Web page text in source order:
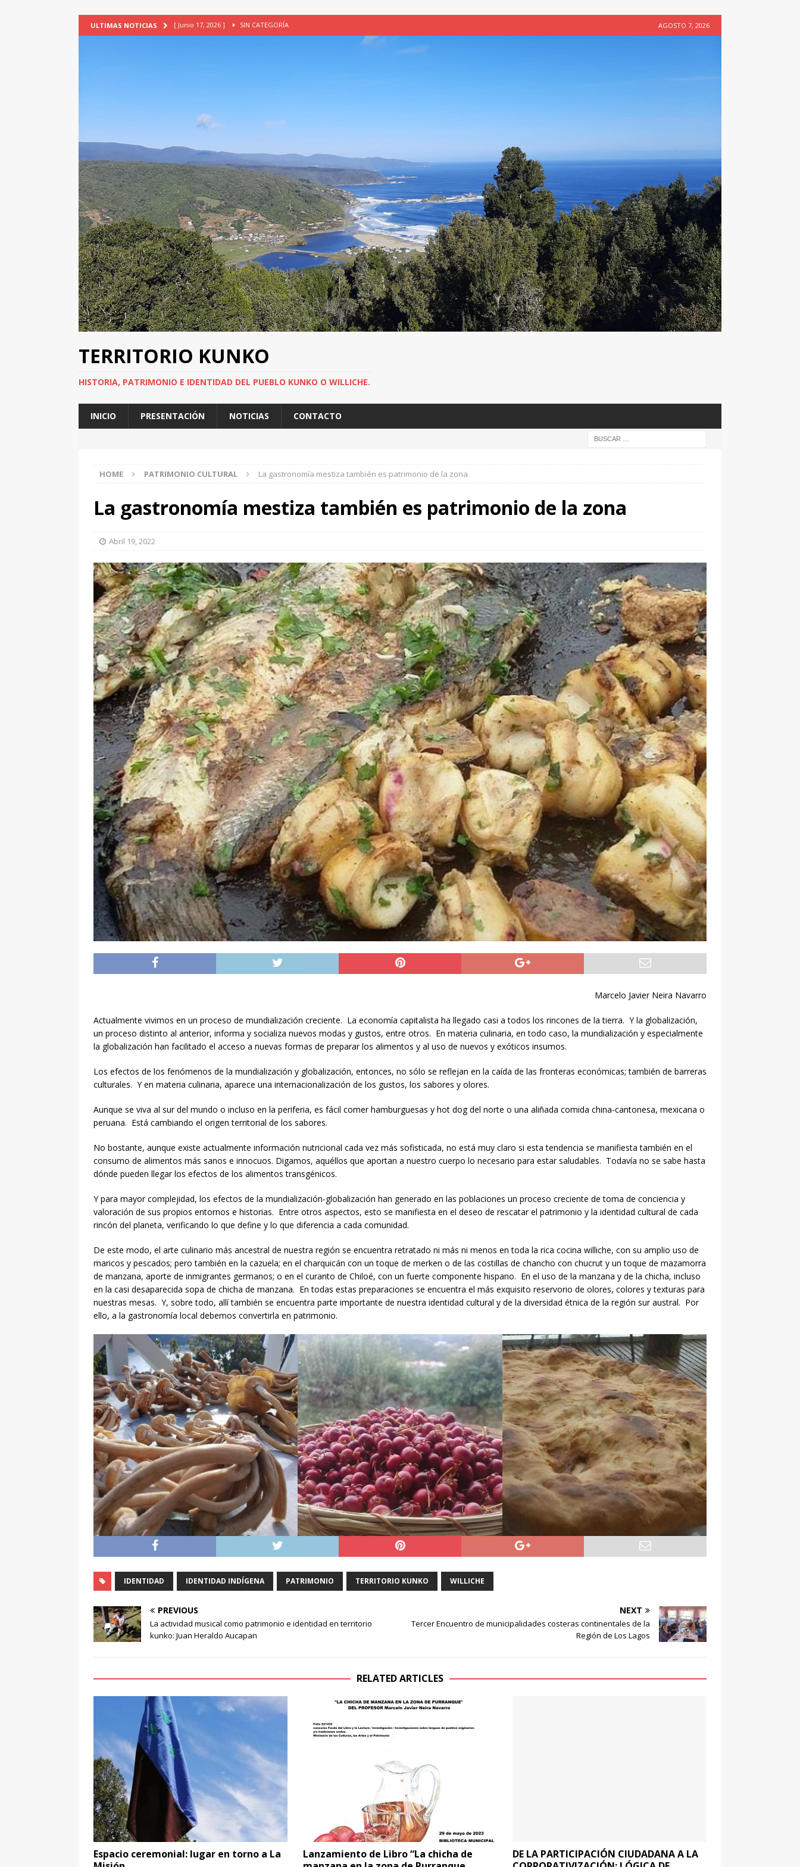
ULTIMAS NOTICIAS [ Junio 17, 2026 ] SIN CATEGORÍA
DEFENSA DE LA CHICHA DE MANZANA EN PUERTO VARAS PATRIMONIO CULTURAL
Lagos, Chile
[ Julio 23, 2026 ]
AGOSTO 7, 2026
TERRITORIO KUNKO
HISTORIA, PATRIMONIO E IDENTIDAD DEL PUEBLO KUNKO O WILLICHE.
INICIO PRESENTACIÓN NOTICIAS CONTACTO
HOME PATRIMONIO CULTURAL La gastronomía mestiza también es patrimonio de la zona
La gastronomía mestiza también es patrimonio de la zona
Abril 19, 2022
Marcelo Javier Neira Navarro
Actualmente vivimos en un proceso de mundialización creciente. La economía capitalista ha llegado casi a todos los rincones de la tierra. Y la globalización,
un proceso distinto al anterior, informa y socializa nuevos modas y gustos, entre otros. En materia culinaria, en todo caso, la mundialización y especialmente
la globalización han facilitado el acceso a nuevas formas de preparar los alimentos y al uso de nuevos y exóticos insumos.
Los efectos de los fenómenos de la mundialización y globalización, entonces, no sólo se reflejan en la caída de las fronteras económicas; también de barreras
culturales. Y en materia culinaria, aparece una internacionalización de los gustos, los sabores y olores.
Aunque se viva al sur del mundo o incluso en la periferia, es fácil comer hamburguesas y hot dog del norte o una aliñada comida china-cantonesa, mexicana o
peruana. Está cambiando el origen territorial de los sabores.
No bostante, aunque existe actualmente información nutricional cada vez más sofisticada, no está muy claro si esta tendencia se manifiesta también en el
consumo de alimentos más sanos e innocuos. Digamos, aquéllos que aportan a nuestro cuerpo lo necesario para estar saludables. Todavía no se sabe hasta
dónde pueden llegar los efectos de los alimentos transgénicos.
Y para mayor complejidad, los efectos de la mundialización-globalización han generado en las poblaciones un proceso creciente de toma de conciencia y
valoración de sus propios entornos e historias. Entre otros aspectos, esto se manifiesta en el deseo de rescatar el patrimonio y la identidad cultural de cada
rincón del planeta, verificando lo que define y lo que diferencia a cada comunidad.
De este modo, el arte culinario más ancestral de nuestra región se encuentra retratado ni más ni menos en toda la rica cocina williche, con su amplio uso de
maricos y pescados; pero también en la cazuela; en el charquicán con un toque de merken o de las costillas de chancho con chucrut y un toque de mazamorra
de manzana, aporte de inmigrantes germanos; o en el curanto de Chiloé, con un fuerte componente hispano. En el uso de la manzana y de la chicha, incluso
en la casi desaparecida sopa de chicha de manzana. En todas estas preparaciones se encuentra el más exquisito reservorio de olores, colores y texturas para
nuestras mesas. Y, sobre todo, allí también se encuentra parte importante de nuestra identidad cultural y de la diversidad étnica de la región sur austral. Por
ello, a la gastronomía local debemos convertirla en patrimonio.
IDENTIDAD IDENTIDAD INDÍGENA PATRIMONIO TERRITORIO KUNKO WILLICHE
PREVIOUS
La actividad musical como patrimonio e identidad en territorio
kunko: Juan Heraldo Aucapan
NEXT
Tercer Encuentro de municipalidades costeras continentales de la
Región de Los Lagos
RELATED ARTICLES
Espacio ceremonial: lugar en torno a La
Lanzamiento de Libro “La chicha de
DE LA PARTICIPACIÓN CIUDADANA A LA